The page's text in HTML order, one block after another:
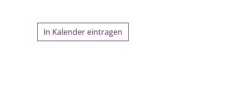
In Kalender eintragen